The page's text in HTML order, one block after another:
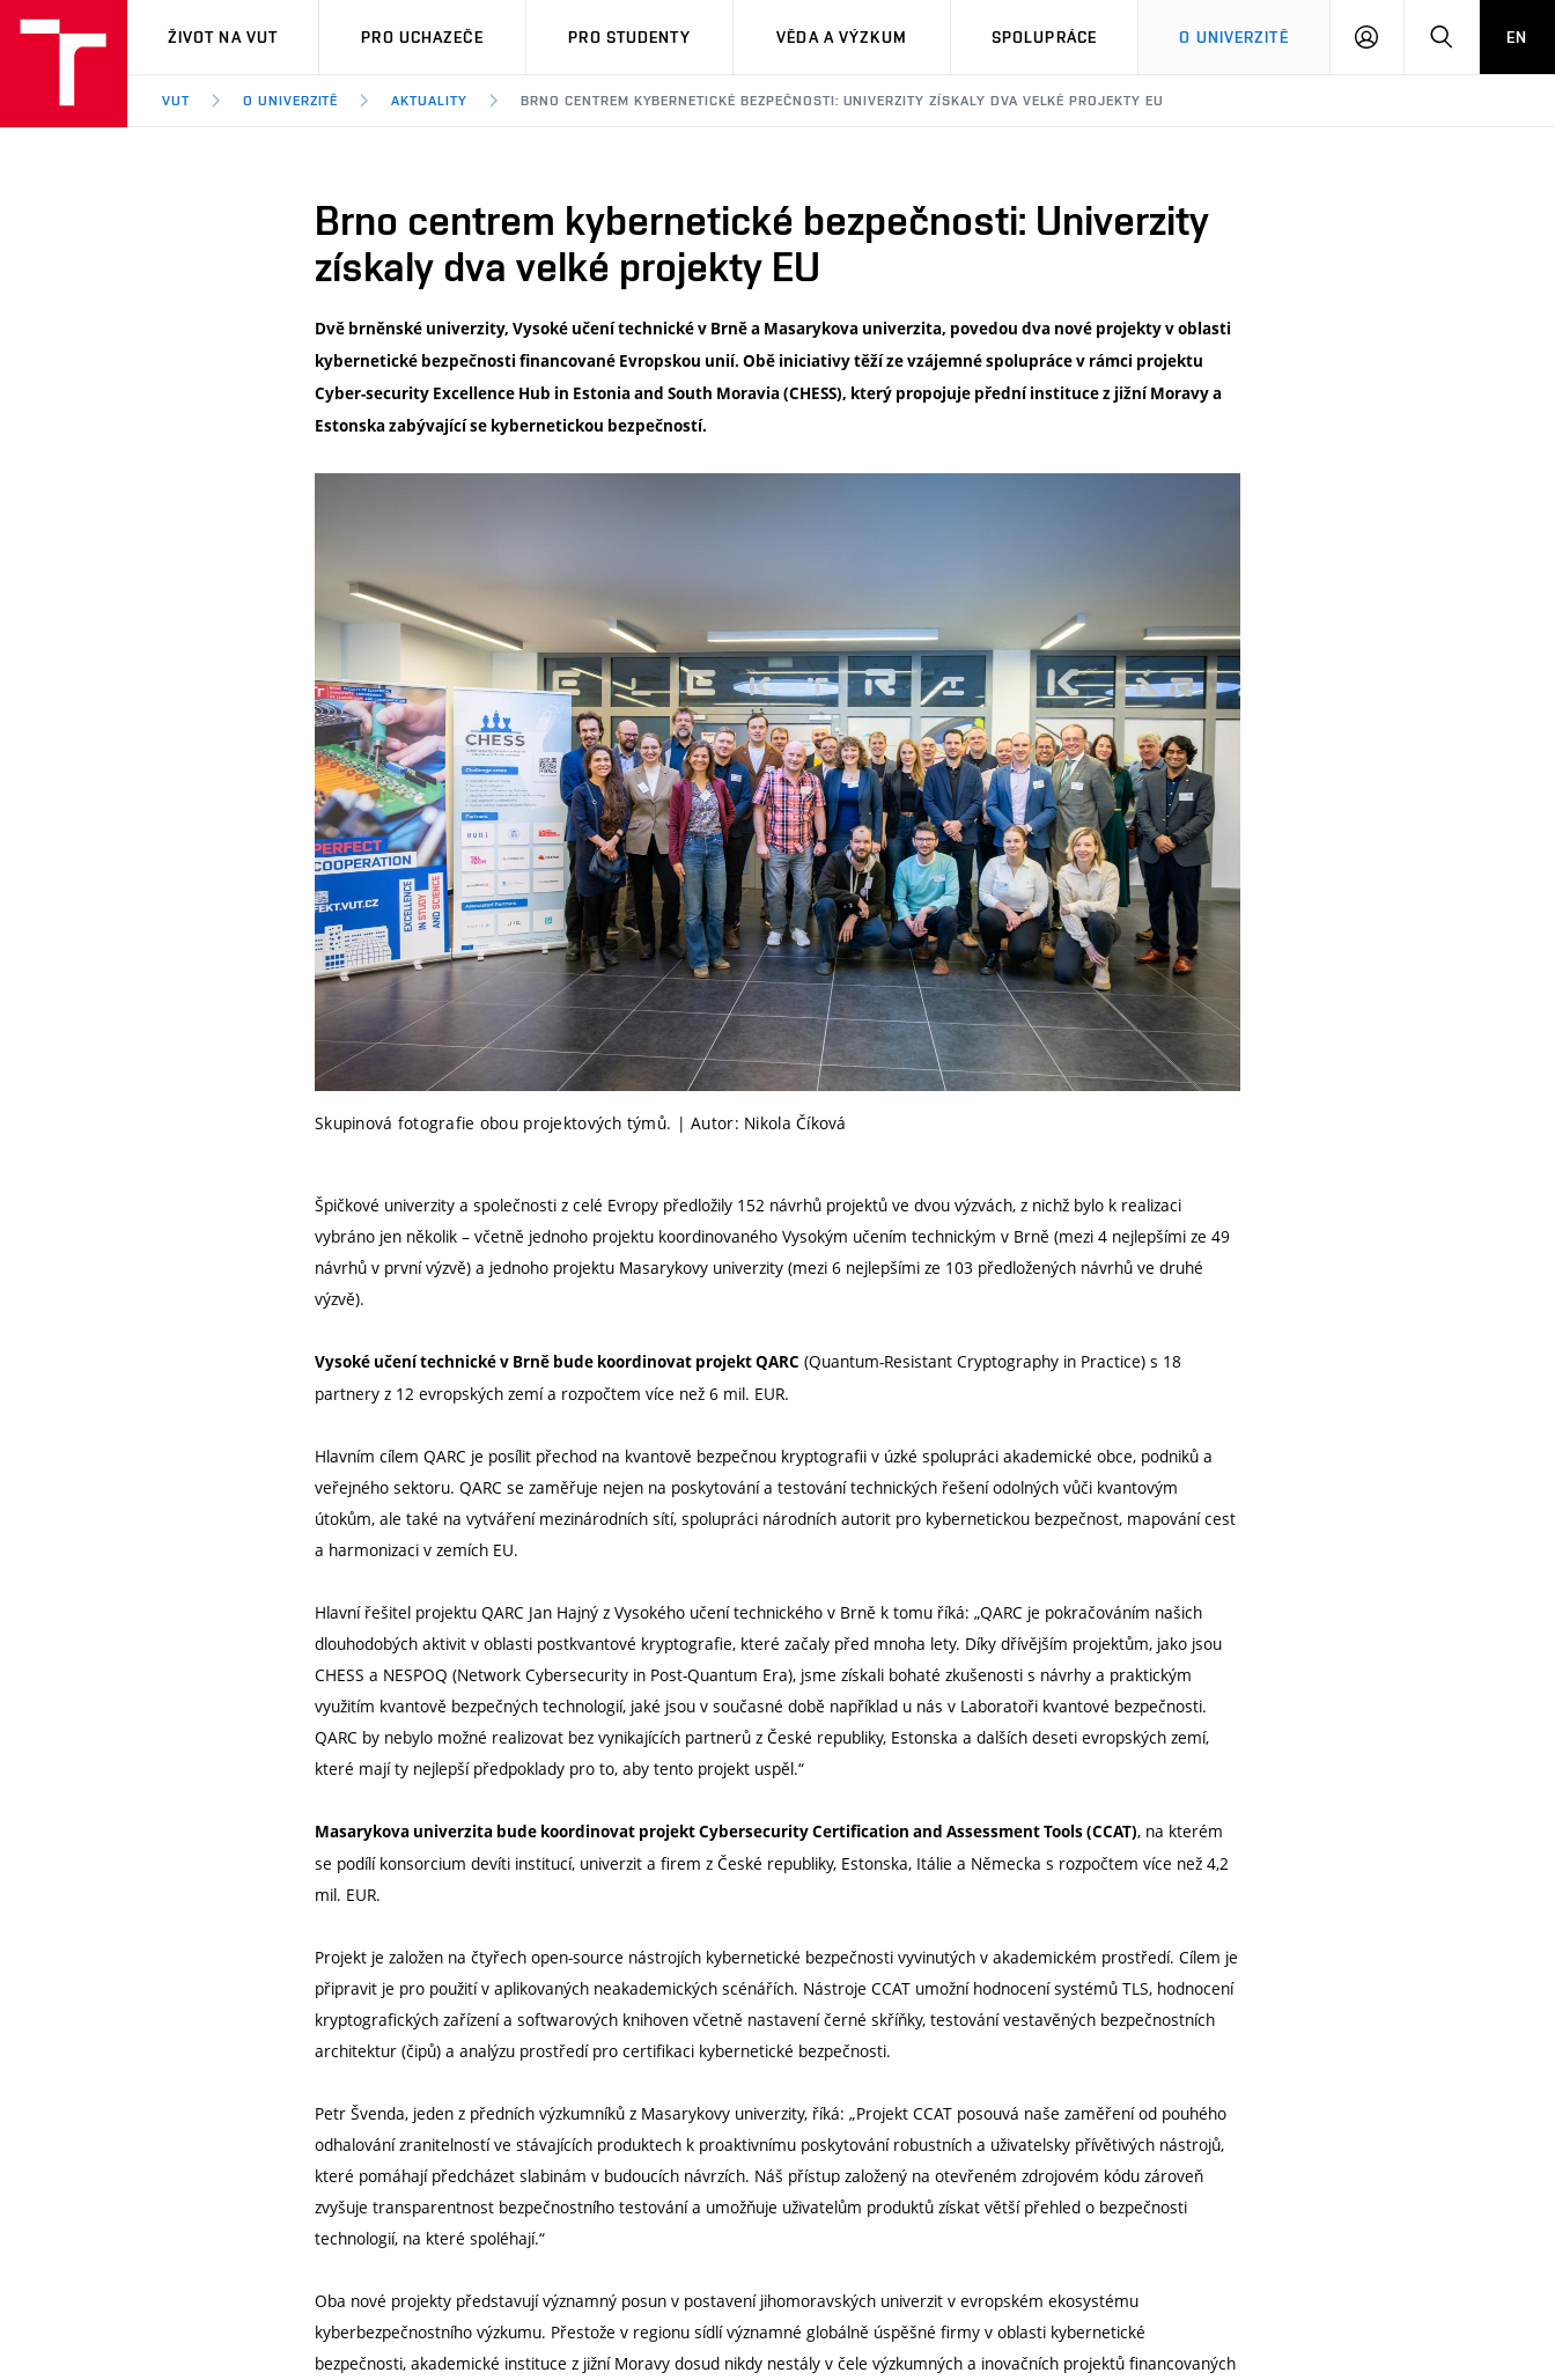
VUT
ŽIVOT NA VUT PRO UCHAZEČE PRO STUDENTY VĚDA A VÝZKUM SPOLUPRÁCE O UNIVERZITĚ
PŘIHLÁSIT HLEDATEN
VUT O UNIVERZITĚ AKTUALITY BRNO CENTREM KYBERNETICKÉ BEZPEČNOSTI: UNIVERZITY ZÍSKALY DVA VELKÉ PROJEKTY EU
Brno centrem kybernetické bezpečnosti: Univerzity
získaly dva velké projekty EU
Dvě brněnské univerzity, Vysoké učení technické v Brně a Masarykova univerzita, povedou dva nové projekty v oblasti
kybernetické bezpečnosti financované Evropskou unií. Obě iniciativy těží ze vzájemné spolupráce v rámci projektu
Cyber-security Excellence Hub in Estonia and South Moravia (CHESS), který propojuje přední instituce z jižní Moravy a
Estonska zabývající se kybernetickou bezpečností.
Skupinová fotografie obou projektových týmů. | Autor: Nikola Číková
Špičkové univerzity a společnosti z celé Evropy předložily 152 návrhů projektů ve dvou výzvách, z nichž bylo k realizaci
vybráno jen několik – včetně jednoho projektu koordinovaného Vysokým učením technickým v Brně (mezi 4 nejlepšími ze 49
návrhů v první výzvě) a jednoho projektu Masarykovy univerzity (mezi 6 nejlepšími ze 103 předložených návrhů ve druhé
výzvě).
Vysoké učení technické v Brně bude koordinovat projekt QARC (Quantum-Resistant Cryptography in Practice) s 18
partnery z 12 evropských zemí a rozpočtem více než 6 mil. EUR.
Hlavním cílem QARC je posílit přechod na kvantově bezpečnou kryptografii v úzké spolupráci akademické obce, podniků a
veřejného sektoru. QARC se zaměřuje nejen na poskytování a testování technických řešení odolných vůči kvantovým
útokům, ale také na vytváření mezinárodních sítí, spolupráci národních autorit pro kybernetickou bezpečnost, mapování cest
a harmonizaci v zemích EU.
Hlavní řešitel projektu QARC Jan Hajný z Vysokého učení technického v Brně k tomu říká: „QARC je pokračováním našich
dlouhodobých aktivit v oblasti postkvantové kryptografie, které začaly před mnoha lety. Díky dřívějším projektům, jako jsou
CHESS a NESPOQ (Network Cybersecurity in Post-Quantum Era), jsme získali bohaté zkušenosti s návrhy a praktickým
využitím kvantově bezpečných technologií, jaké jsou v současné době například u nás v Laboratoři kvantové bezpečnosti.
QARC by nebylo možné realizovat bez vynikajících partnerů z České republiky, Estonska a dalších deseti evropských zemí,
které mají ty nejlepší předpoklady pro to, aby tento projekt uspěl.“
Masarykova univerzita bude koordinovat projekt Cybersecurity Certification and Assessment Tools (CCAT), na kterém
se podílí konsorcium devíti institucí, univerzit a firem z České republiky, Estonska, Itálie a Německa s rozpočtem více než 4,2
mil. EUR.
Projekt je založen na čtyřech open-source nástrojích kybernetické bezpečnosti vyvinutých v akademickém prostředí. Cílem je
připravit je pro použití v aplikovaných neakademických scénářích. Nástroje CCAT umožní hodnocení systémů TLS, hodnocení
kryptografických zařízení a softwarových knihoven včetně nastavení černé skříňky, testování vestavěných bezpečnostních
architektur (čipů) a analýzu prostředí pro certifikaci kybernetické bezpečnosti.
Petr Švenda, jeden z předních výzkumníků z Masarykovy univerzity, říká: „Projekt CCAT posouvá naše zaměření od pouhého
odhalování zranitelností ve stávajících produktech k proaktivnímu poskytování robustních a uživatelsky přívětivých nástrojů,
které pomáhají předcházet slabinám v budoucích návrzích. Náš přístup založený na otevřeném zdrojovém kódu zároveň
zvyšuje transparentnost bezpečnostního testování a umožňuje uživatelům produktů získat větší přehled o bezpečnosti
technologií, na které spoléhají.“
Oba nové projekty představují významný posun v postavení jihomoravských univerzit v evropském ekosystému
kyberbezpečnostního výzkumu. Přestože v regionu sídlí významné globálně úspěšné firmy v oblasti kybernetické
bezpečnosti, akademické instituce z jižní Moravy dosud nikdy nestály v čele výzkumných a inovačních projektů financovaných